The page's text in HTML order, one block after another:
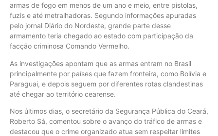
armas de fogo em menos de um ano e meio, entre pistolas,
fuzis e até metralhadoras. Segundo informações apuradas
pelo jornal Diário do Nordeste, grande parte desse
armamento teria chegado ao estado com participação da
facção criminosa Comando Vermelho.
As investigações apontam que as armas entram no Brasil
principalmente por países que fazem fronteira, como Bolívia e
Paraguai, e depois seguem por diferentes rotas clandestinas
até chegar ao território cearense.
Nos últimos dias, o secretário da Segurança Pública do Ceará,
Roberto Sá, comentou sobre o avanço do tráfico de armas e
destacou que o crime organizado atua sem respeitar limites